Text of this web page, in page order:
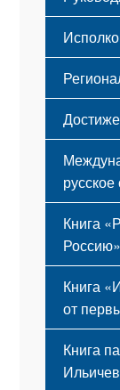
Книга
Россию»
Книга
от
Книга